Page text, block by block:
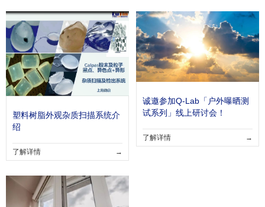
塑料树脂外观杂质扫描系统介
绍
了解详情 →
诚邀参加Q-Lab「户外曝晒测
试系列」线上研讨会！
了解详情 →